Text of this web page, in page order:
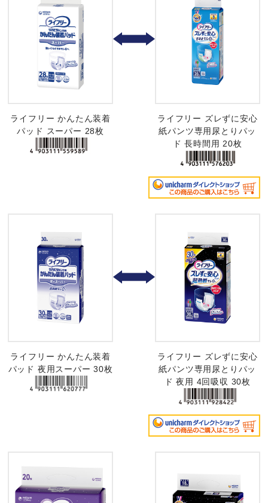
ライフリー かんたん装着
パッド スーパー 28枚
ライフリー ズレずに安心
紙パンツ専用尿とりパッ
ド 長時間用 20枚
ライフリー かんたん装着
パッド 夜用スーパー 30枚
ライフリー ズレずに安心
紙パンツ専用尿とりパッ
ド 夜用 4回吸収 30枚